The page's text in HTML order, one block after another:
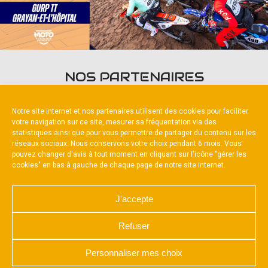
Notre site internet et nos partenaires utilisent des cookies pour faciliter
votre navigation sur ce site, mesurer sa fréquentation via des
statistiques ainsi que pour vous permettre de partager du contenu sur les
réseaux sociaux. Nous conservons votre choix pendant 6 mois. Vous
pouvez changer d'avis à tout moment en cliquant sur l'icône "gérer les
cookies" en bas à gauche de chaque page de notre site internet.
J'accepte
Refuser
Personnaliser mes choix
NOS PARTENAIRES
Partenaire constructeur
NOUS CONTACTER
MENTIONS LÉGALES
CHARTE DE CONFIDENTIALITÉ